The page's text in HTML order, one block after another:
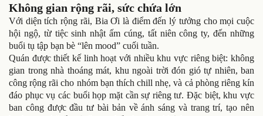
Không gian rộng rãi, sức chứa lớn
Với diện tích rộng rãi, Bia Ơi là điểm đến lý tưởng cho mọi cuộc
hội ngộ, từ tiệc sinh nhật ấm cúng, tất niên công ty, đến những
buổi tụ tập bạn bè “lên mood” cuối tuần.
Quán được thiết kế linh hoạt với nhiều khu vực riêng biệt: không
gian trong nhà thoáng mát, khu ngoài trời đón gió tự nhiên, ban
công rộng rãi cho nhóm bạn thích chill nhẹ, và cả phòng riêng kín
đáo phục vụ các buổi họp mặt cần sự riêng tư. Đặc biệt, khu vực
ban công được đầu tư bài bản về ánh sáng và trang trí, tạo nên